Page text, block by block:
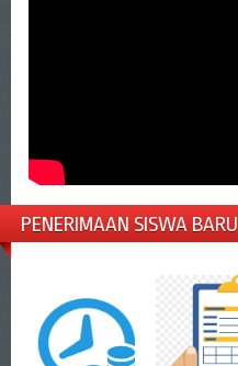
PENERIMAAN SISWA BARU